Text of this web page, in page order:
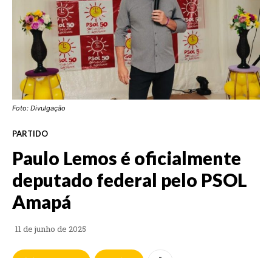
Foto: Divulgação
PARTIDO
Paulo Lemos é oficialmente
deputado federal pelo PSOL
Amapá
11 de junho de 2025